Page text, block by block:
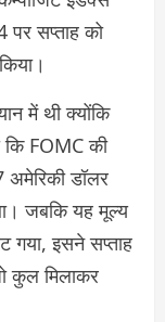
सप्ताह को
में थी क्योंकि
कि FOMC की
डॉलर
जबकि यह मूल्य
गया, इसने सप्ताह
कुल मिलाकर